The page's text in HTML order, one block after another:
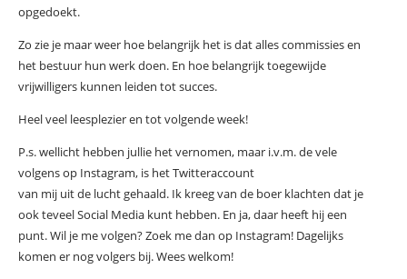
opgedoekt.
Zo zie je maar weer hoe belangrijk het is dat alles commissies en
het bestuur hun werk doen. En hoe belangrijk toegewijde
vrijwilligers kunnen leiden tot succes.
Heel veel leesplezier en tot volgende week!
P.s. wellicht hebben jullie het vernomen, maar i.v.m. de vele
volgens op Instagram, is het Twitteraccount
van mij uit de lucht gehaald. Ik kreeg van de boer klachten dat je
ook teveel Social Media kunt hebben. En ja, daar heeft hij een
punt. Wil je me volgen? Zoek me dan op Instagram! Dagelijks
komen er nog volgers bij. Wees welkom!